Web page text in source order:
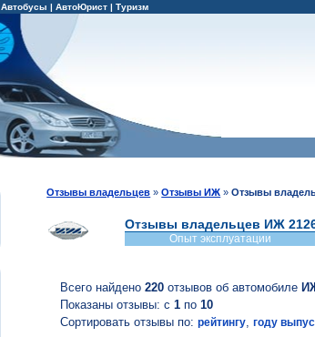
Автобусы | АвтоЮрист | Туризм
Отзывы владельцев »Отзывы ИЖ »Отзывы
Отзывы владельцев ИЖ
Опыт эксплуатации
Всего найдено220 отзывов об автомобиле
Показаны отзывы: с1 по10
Сортировать отзывы по:рейтингу,году